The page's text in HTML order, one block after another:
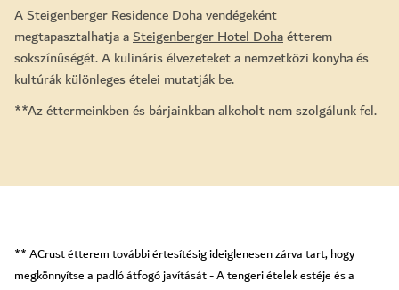
A Steigenberger Residence Doha vendégeként
megtapasztalhatja aSteigenberger Hotel Dohaétterem
sokszínűségét. A kulináris élvezeteket a nemzetközi konyha és
kultúrák különleges ételei mutatják be.
**Az éttermeinkben és bárjainkban alkoholt nem szolgálunk fel.
** ACrust étterem további értesítésig ideiglenesen zárva tart, hogy
megkönnyítse a padló átfogó javítását - A tengeri ételek estéje és a